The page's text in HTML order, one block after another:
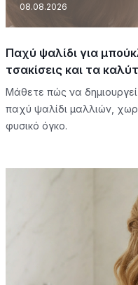
08.08.2026
Παχύ ψαλίδι για
τσακίσεις και τα
Μάθετε πώς να
παχύ ψαλίδι μαλλιών,
φυσικό όγκο.